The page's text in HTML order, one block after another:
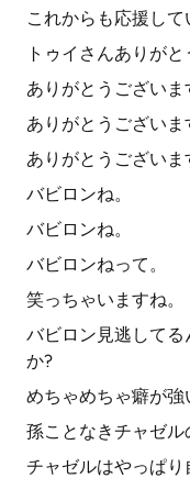
これからも応援して
トゥイさんありがと
ありがとうございま
ありがとうございま
ありがとうございま
バビロンね。
バビロンね。
バビロンねって。
笑っちゃいますね。
バビロン見逃して
か?
めちゃめちゃ癖が強
孫ことなきチャゼル
チャゼルはやっぱり